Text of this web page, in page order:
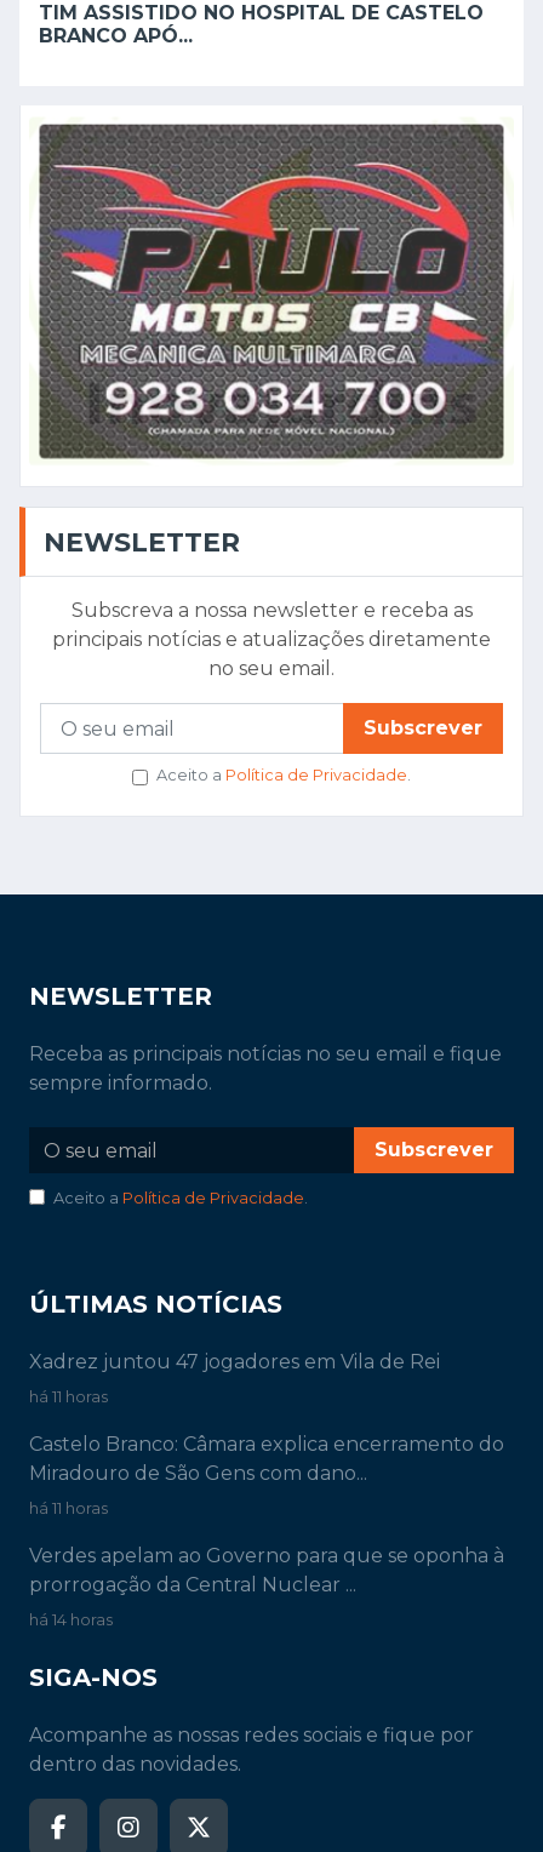
TIM ASSISTIDO NO HOSPITAL DE CASTELO
BRANCO APÓ...
NEWSLETTER
Subscreva a nossa newsletter e receba as
principais notícias e atualizações diretamente
no seu email.
Subscrever
Aceito a Política de Privacidade.
NEWSLETTER
Receba as principais notícias no seu email e fique
sempre informado.
Subscrever
Aceito a Política de Privacidade.
ÚLTIMAS NOTÍCIAS
Xadrez juntou 47 jogadores em Vila de Rei
há 11 horas
Castelo Branco: Câmara explica encerramento do
Miradouro de São Gens com dano...
há 11 horas
Verdes apelam ao Governo para que se oponha à
prorrogação da Central Nuclear ...
há 14 horas
SIGA-NOS
Acompanhe as nossas redes sociais e fique por
dentro das novidades.